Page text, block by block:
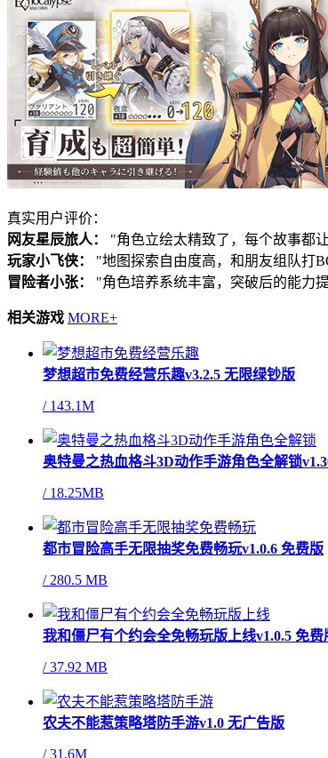
真实用户评价：
网友星辰旅人：
"角色立绘太精致了，每个故事都
玩家小飞侠：
"地图探索自由度高，和朋友组队打
冒险者小张：
"角色培养系统丰富，突破后的能力
相关游戏 MORE+
梦想超市免费经营乐趣v3.2.5 无限绿钞版
/143.1M
奥特曼之热血格斗3D动作手游角色全解锁
/18.25MB
都市冒险高手无限抽奖免费畅玩v1.0.6 免费版
/280.5 MB
我和僵尸有个约会全免畅玩版上线v1.0.5 免费
/37.92 MB
农夫不能惹策略塔防手游v1.0 无广告版
/31.6M